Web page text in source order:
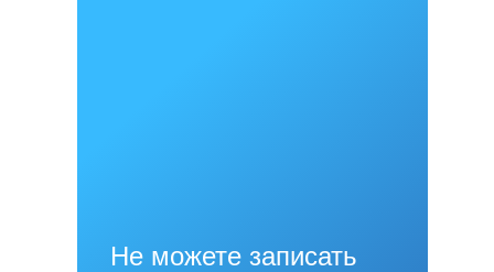
Не можете записать